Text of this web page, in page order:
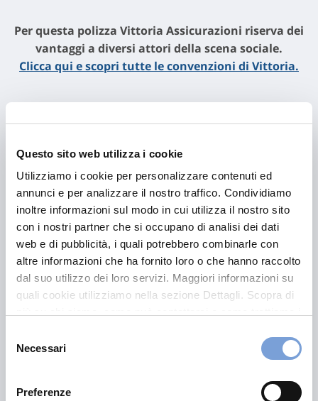
Questo sito web utilizza i cookie
Utilizziamo i cookie per personalizzare contenuti ed
annunci e per analizzare il nostro traffico. Condividiamo
inoltre informazioni sul modo in cui utilizza il nostro sito
con i nostri partner che si occupano di analisi dei dati
web e di pubblicità, i quali potrebbero combinarle con
altre informazioni che ha fornito loro o che hanno raccolto
dal suo utilizzo dei loro servizi. Maggiori informazioni su
quali cookie utilizziamo nella sezione Dettagli. Scopra di
può trovare nel footer del sito nella sezione "Informativa
delNecessari
Preferenze
Per questa polizza Vittoria Assicurazioni riserva dei
vantaggi a diversi attori della scena sociale.
Clicca qui e scopri tutte le convenzioni di Vittoria.
Visualizza il set
informativo